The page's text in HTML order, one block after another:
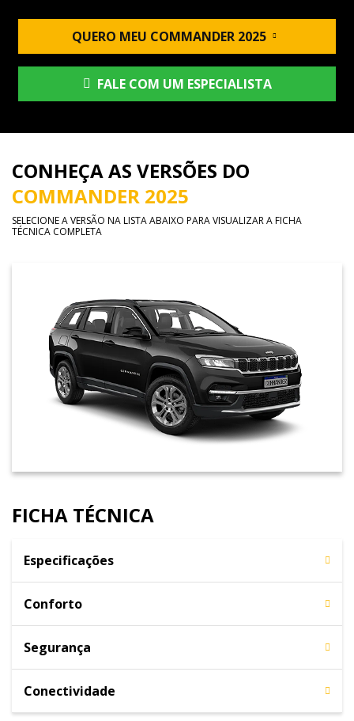
QUERO MEU COMMANDER 2025
FALE COM UM ESPECIALISTA
CONHEÇA AS VERSÕES DO
COMMANDER 2025
SELECIONE A VERSÃO NA LISTA ABAIXO PARA VISUALIZAR A FICHA
TÉCNICA COMPLETA
FICHA TÉCNICA
Especificações
Conforto
Segurança
Conectividade